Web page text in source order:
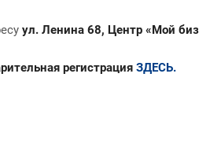
ул. Ленина 68, Центр «Мой
регистрация ЗДЕСЬ.